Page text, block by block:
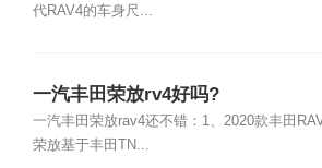
代RAV4的车身尺...
一汽丰田荣放rv4好吗?
一汽丰田荣放rav4还不错：1、2020款丰田
荣放基于丰田TN...